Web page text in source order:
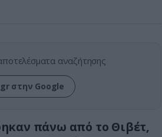
αναζήτησης
στην Google
πάνω από το Θιβέτ,